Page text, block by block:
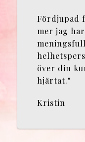
Fördjupad
mer jag
över din
hjärtat."
Kristin